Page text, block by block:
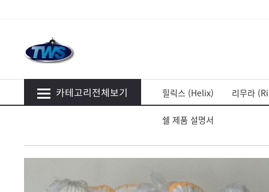
카테고리전체보기 힐릭스 (Helix) 리무라
쉘 제품 설명서